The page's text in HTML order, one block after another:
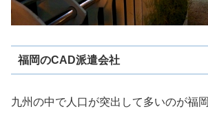
福岡のCAD派遣会社
九州の中で人口が突出して多いのが福岡